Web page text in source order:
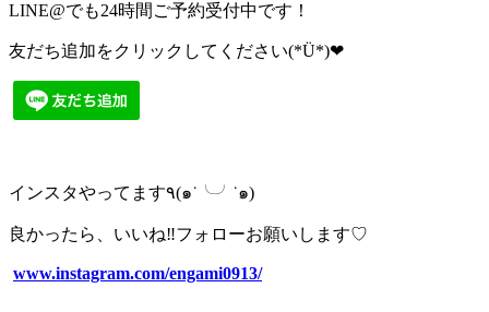
LINE@でも24時間ご予約受付中です！
友だち追加をクリックしてください(*Ü*)❤︎
インスタやってます٩(๑˙╰╯˙๑)
良かったら、いいね‼︎フォローお願いします♡
www.instagram.com/engami0913/